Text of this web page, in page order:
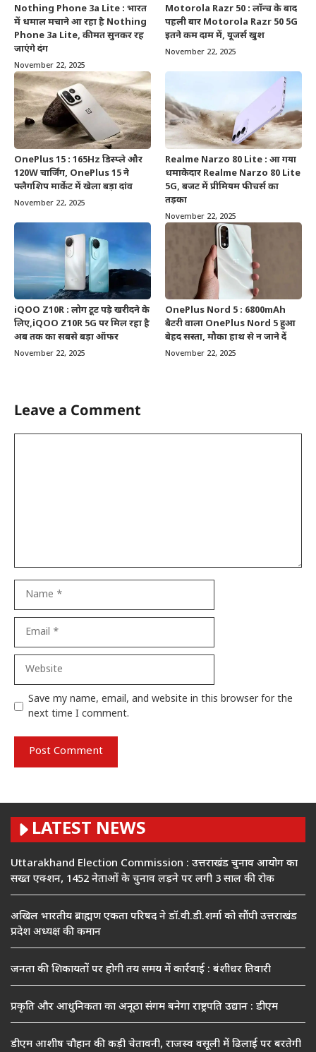
Nothing Phone 3a Lite : भारत
में धमाल मचाने आ रहा है Nothing
Phone 3a Lite, कीमत सुनकर रह
जाएंगे दंग
November 22, 2025
Motorola Razr 50 : लॉन्च के बाद
पहली बार Motorola Razr 50 5G
इतने कम दाम में, यूजर्स खुश
November 22, 2025
OnePlus 15 : 165Hz डिस्प्ले और
120W चार्जिंग, OnePlus 15 ने
फ्लैगशिप मार्केट में खेला बड़ा दांव
November 22, 2025
Realme Narzo 80 Lite : आ गया
धमाकेदार Realme Narzo 80 Lite
5G, बजट में प्रीमियम फीचर्स का
तड़का
November 22, 2025
iQOO Z10R : लोग टूट पड़े खरीदने के
लिए,iQOO Z10R 5G पर मिल रहा है
अब तक का सबसे बड़ा ऑफर
November 22, 2025
OnePlus Nord 5 : 6800mAh
बैटरी वाला OnePlus Nord 5 हुआ
बेहद सस्ता, मौका हाथ से न जाने दें
November 22, 2025
Leave a Comment
Save my name, email, and website in this browser for the
next time I comment.
LATEST NEWS
Uttarakhand Election Commission : उत्तराखंड चुनाव आयोग का
सख्त एक्शन, 1452 नेताओं के चुनाव लड़ने पर लगी 3 साल की रोक
अखिल भारतीय ब्राह्मण एकता परिषद ने डॉ.वी.डी.शर्मा को सौंपी उत्तराखंड
प्रदेश अध्यक्ष की कमान
जनता की शिकायतों पर होगी तय समय में कार्रवाई : बंशीधर तिवारी
प्रकृति और आधुनिकता का अनूठा संगम बनेगा राष्ट्रपति उद्यान : डीएम
डीएम आशीष चौहान की कड़ी चेतावनी, राजस्व वसूली में ढिलाई पर बरतेगी